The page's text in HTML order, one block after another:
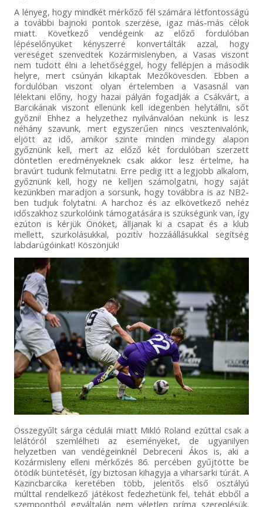
A lényeg, hogy mindkét mérkőző fél számára létfontosságú
a további bajnoki pontok szerzése, igaz más-más célok
miatt. Következő vendégeink az előző fordulóban
lépéselőnyüket kényszerré konvertálták azzal, hogy
vereséget szenvedtek Kozármislenyben, a Vasas viszont
nem tudott élni a lehetőséggel, hogy fellépjen a második
helyre, mert csúnyán kikaptak Mezőkövesden. Ebben a
fordulóban viszont olyan értelemben a Vasasnál van
lélektani előny, hogy hazai pályán fogadják a Csákvárt, a
Barcikának viszont ellenünk kell idegenben helytállni, sőt
győzni! Ehhez a helyzethez nyilvánvalóan nekünk is lesz
néhány szavunk, mert egyszerűen nincs vesztenivalónk,
eljött az idő, amikor szinte minden mindegy alapon
győznünk kell, mert az előző két fordulóban szerzett
döntetlen eredményeknek csak akkor lesz értelme, ha
bravúrt tudunk felmutatni. Erre pedig itt a legjobb alkalom,
győznünk kell, hogy ne kelljen számolgatni, hogy saját
kezünkben maradjon a sorsunk, hogy továbbra is az NB2-
ben tudjuk folytatni. A harchoz és az elkövetkező nehéz
időszakhoz szurkolóink támogatására is szükségünk van, így
ezúton is kérjük Önöket, álljanak ki a csapat és a klub
mellett, szurkolásukkal, pozitív hozzáállásukkal segítség
labdarúgóinkat! Köszönjük!
Összegyűlt sárga cédulái miatt Mikló Roland ezúttal csak a
lelátóról szemlélheti az eseményeket, de ugyanilyen
helyzetben van vendégeinknél Debreceni Ákos is, aki a
Kozármisleny elleni mérkőzés 86. percében gyűjtötte be
ötödik büntetését, így biztosan kihagyja a viharsarki túrát. A
Kazincbarcika keretében több, jelentős első osztályú
múlttal rendelkező játékost fedezhetünk fel, tehát ebből a
szempontból egyáltalán nem véletlen príma szereplésük.